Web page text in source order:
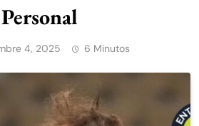
Personal
4, 2025 6 Minutos